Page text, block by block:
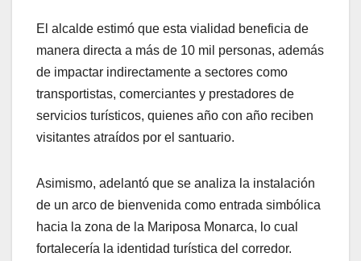
El alcalde estimó que esta vialidad beneficia de
manera directa a más de 10 mil personas, además
de impactar indirectamente a sectores como
transportistas, comerciantes y prestadores de
servicios turísticos, quienes año con año reciben
visitantes atraídos por el santuario.
Asimismo, adelantó que se analiza la instalación
de un arco de bienvenida como entrada simbólica
hacia la zona de la Mariposa Monarca, lo cual
fortalecería la identidad turística del corredor.